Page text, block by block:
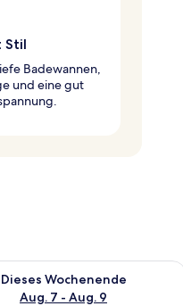
Stil
Badewannen,
und eine gut
Aug. 9.
Dieses Wochenende
Aug. 7 - Aug. 9
die Verfügbarkeit für